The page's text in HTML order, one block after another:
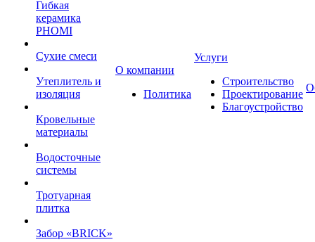
Гибкая
керамика
PHOMI
Сухие смеси
Утеплитель и
изоляция
Кровельные
материалы
Водосточные
системы
Тротуарная
плитка
Забор «‎BRICK»‎
О компании
Политика
Услуги
Строительство
Проектирование
Благоустройство